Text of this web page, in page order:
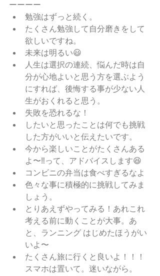
ーーーー
勉強はずっと続く。
たくさん勉強して自分磨きをして
欲しいですね。
未来は明るい😃
人生は選択の連続、悩んだ時は自
分が心地よいと思う方を選ぶよう
にすれば、後悔する事が少ない人
生がおくれると思う。
失敗を恐れるな！
したいと思ったことは何でも挑戦
した方がいいと伝えたいです。
今から楽しいことがたくさんある
よ〜‼︎って、アドバイスします😆
コンビニの弁当は食べすぎるなよ
色々な事に積極的に挑戦してみま
しょう。
とりあえずやってみる！あれこれ
考える前に動くことが大事。あ
と、ランニング はじめたほうがい
いよ〜
たくさん旅に行くと良いよ！！！
スマホは置いて。迷いながら。